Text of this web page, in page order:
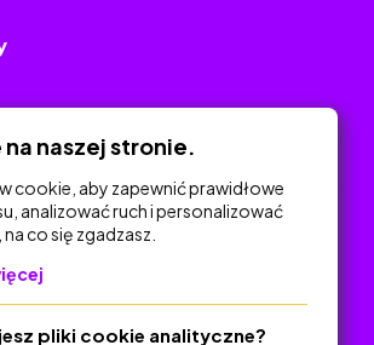
naszej stronie.
cookie, aby zapewnić prawidłowe
analizować ruch i personalizować
co się zgadzasz.
pliki cookie analityczne?